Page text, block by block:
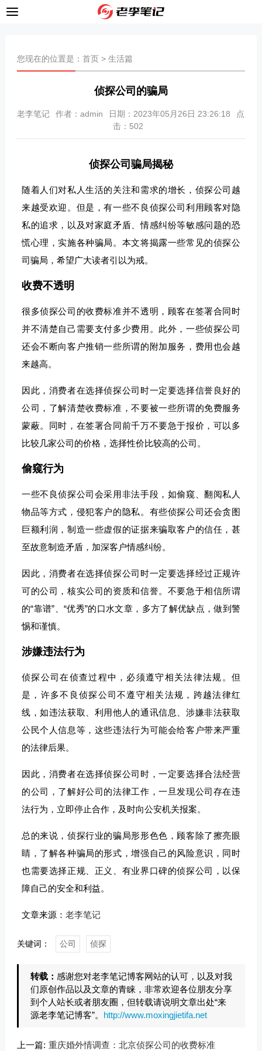
您现在的位置是： 首页> 生活篇
侦探公司的骗局
老李笔记 作者：admin 日期：2023年05月26日 23:26:18
点
击： 502
侦探公司骗局揭秘
随着人们对私人生活的关注和需求的增长，侦探公司越
来越受欢迎。但是，有一些不良侦探公司利用顾客对隐
私的追求，以及对家庭矛盾、情感纠纷等敏感问题的恐
慌心理，实施各种骗局。本文将揭露一些常见的侦探公
司骗局，希望广大读者引以为戒。
收费不透明
很多侦探公司的收费标准并不透明，顾客在签署合同时
并不清楚自己需要支付多少费用。此外，一些侦探公司
还会不断向客户推销一些所谓的附加服务，费用也会越
来越高。
因此，消费者在选择侦探公司时一定要选择信誉良好的
公司，了解清楚收费标准，不要被一些所谓的免费服务
蒙蔽。同时，在签署合同前千万不要急于报价，可以多
比较几家公司的价格，选择性价比较高的公司。
偷窥行为
一些不良侦探公司会采用非法手段，如偷窥、翻阅私人
物品等方式，侵犯客户的隐私。有些侦探公司还会贪图
巨额利润，制造一些虚假的证据来骗取客户的信任，甚
至故意制造矛盾，加深客户情感纠纷。
因此，消费者在选择侦探公司时一定要选择经过正规许
可的公司，核实公司的资质和信誉。不要急于相信所谓
的“靠谱”、“优秀”的口水文章，多方了解优缺点，做到警
惕和谨慎。
涉嫌违法行为
侦探公司在侦查过程中，必须遵守相关法律法规。但
是，许多不良侦探公司不遵守相关法规，跨越法律红
线，如违法获取、利用他人的通讯信息、涉嫌非法获取
公民个人信息等，这些违法行为可能会给客户带来严重
的法律后果。
因此，消费者在选择侦探公司时，一定要选择合法经营
的公司，了解好公司的法律工作，一旦发现公司存在违
法行为，立即停止合作，及时向公安机关报案。
总的来说，侦探行业的骗局形形色色，顾客除了擦亮眼
睛，了解各种骗局的形式，增强自己的风险意识，同时
也需要选择正规、正义、有业界口碑的侦探公司，以保
障自己的安全和利益。
文章来源： 老李笔记
关键词： 公司 侦探
转载： 感谢您对老李笔记博客网站的认可，以及对我
们原创作品以及文章的青睐，非常欢迎各位朋友分享
到个人站长或者朋友圈，但转载请说明文章出处“来
源老李笔记博客”。 http://www.moxingjietifa.net
上一篇: 重庆婚外情调查：北京侦探公司的收费标准